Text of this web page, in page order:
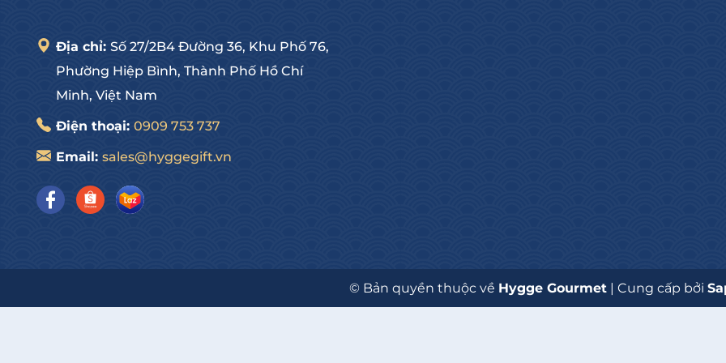
Địa chỉ: Số 27/2B4 Đường 36, Khu Phố 76,
Phường Hiệp Bình, Thành Phố Hồ Chí
Minh, Việt Nam
Điện thoại: 0909 753 737
Email: sales@hyggegift.vn
© Bản quyền thuộc về Hygge Gourmet | Cung cấp bởi